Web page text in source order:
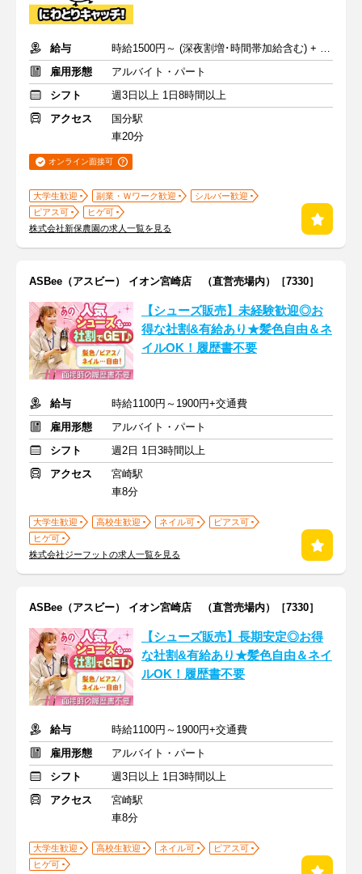
給与
時給1500円～ (深夜割増･時間帯加給含む) + 交通費規定支給
雇用形態
アルバイト・パート
シフト
週3日以上 1日8時間以上
アクセス
国分駅
車20分
オンライン面接可
大学生歓迎 副業・Ｗワーク歓迎
シルバー歓迎
ピアス可
ヒゲ可
株式会社新保農園の求人一覧を見る
ASBee（アスビー） イオン宮崎店 （直営売場内）［7330］
【シューズ販売】未経験歓迎◎お
得な社割&有給あり★髪色自由＆ネ
イルOK！履歴書不要
給与
時給1100円～1900円+交通費
雇用形態
アルバイト・パート
シフト
週2日 1日3時間以上
アクセス
宮崎駅
車8分
大学生歓迎 高校生歓迎 ネイル可
ピアス可
ヒゲ可
株式会社ジーフットの求人一覧を見る
ASBee（アスビー） イオン宮崎店 （直営売場内）［7330］
【シューズ販売】長期安定◎お得
な社割&有給あり★髪色自由＆ネイ
ルOK！履歴書不要
給与
時給1100円～1900円+交通費
雇用形態
アルバイト・パート
シフト
週3日以上 1日3時間以上
アクセス
宮崎駅
車8分
大学生歓迎 高校生歓迎 ネイル可
ピアス可
ヒゲ可